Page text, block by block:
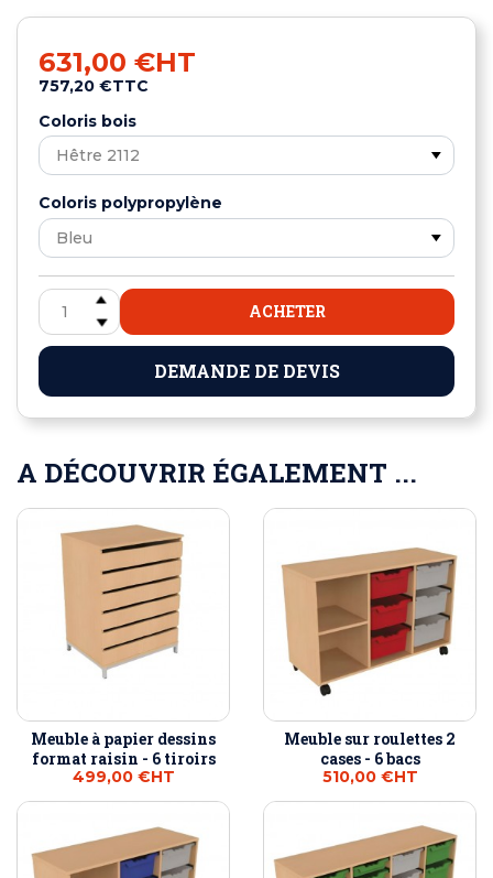
631,00 €HT
757,20 €TTC
Coloris bois
Coloris polypropylène
ACHETER
DEMANDE DE DEVIS
A DÉCOUVRIR ÉGALEMENT ...
Meuble à papier dessins
format raisin - 6 tiroirs
499,00 €HT
Meuble sur roulettes 2
cases - 6 bacs
510,00 €HT